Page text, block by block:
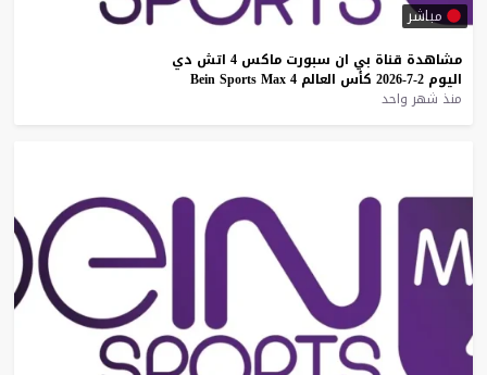
مباشر
مشاهدة قناة بي ان سبورت ماكس 4 اتش دي
اليوم 2-7-2026 كأس العالم Bein Sports Max 4
منذ شهر واحد